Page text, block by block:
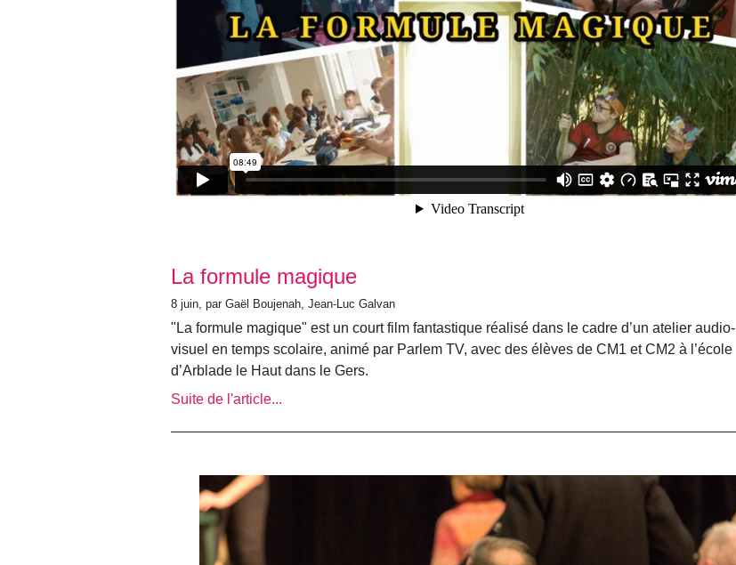
La formule magique
8 juin, par Gaël Boujenah, Jean-Luc Galvan
"La formule magique" est un court film fantastique réalisé dans le cadre d’un atelier audio-
visuel en temps scolaire, animé par Parlem TV, avec des élèves de CM1 et CM2 à l’école
d’Arblade le Haut dans le Gers.
Suite de l'article...